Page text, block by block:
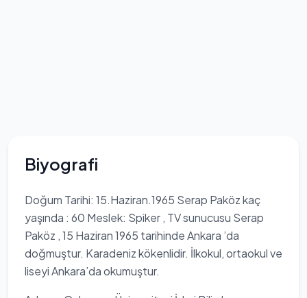
Biyografi
Doğum Tarihi: 15.Haziran.1965 Serap Paköz kaç
yaşında : 60 Meslek: Spiker , TV sunucusu Serap
Paköz , 15 Haziran 1965 tarihinde Ankara ’da
doğmuştur. Karadeniz kökenlidir. İlkokul, ortaokul ve
liseyi Ankara’da okumuştur.